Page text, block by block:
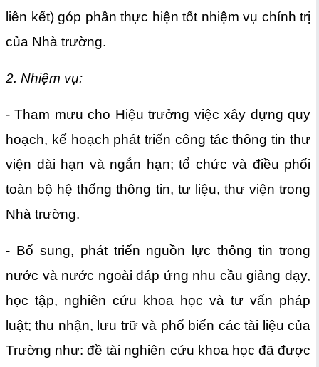
liên kết) góp phần thực hiện tốt nhiệm vụ chính trị
của Nhà trường.
2. Nhiệm vụ:
- Tham mưu cho Hiệu trưởng việc xây dựng quy
hoạch, kế hoạch phát triển công tác thông tin thư
viện dài hạn và ngắn hạn; tổ chức và điều phối
toàn bộ hệ thống thông tin, tư liệu, thư viện trong
Nhà trường.
- Bổ sung, phát triển nguồn lực thông tin trong
nước và nước ngoài đáp ứng nhu cầu giảng dạy,
học tập, nghiên cứu khoa học và tư vấn pháp
luật; thu nhận, lưu trữ và phổ biến các tài liệu của
Trường như: đề tài nghiên cứu khoa học đã được